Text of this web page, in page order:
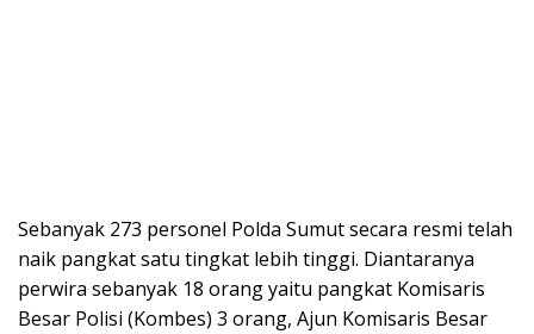
Sebanyak 273 personel Polda Sumut secara resmi telah
naik pangkat satu tingkat lebih tinggi. Diantaranya
perwira sebanyak 18 orang yaitu pangkat Komisaris
Besar Polisi (Kombes) 3 orang, Ajun Komisaris Besar